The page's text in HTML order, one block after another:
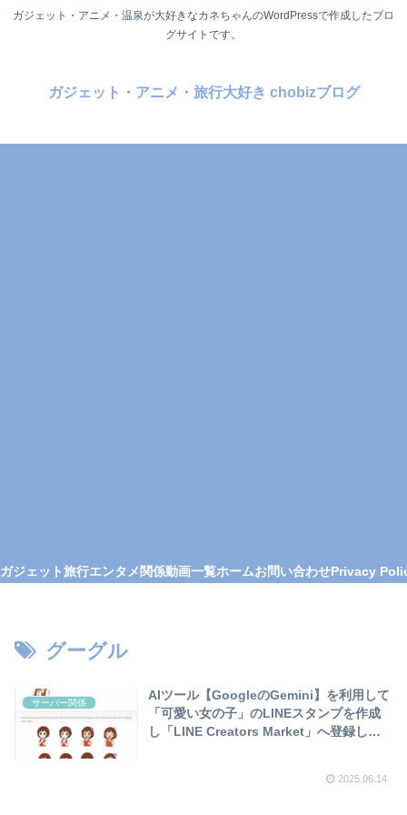
ガジェット・アニメ・温泉が大好きなカネちゃんのWordPressで作成したブロ
グサイトです。
ガジェット・アニメ・旅行大好き chobizブログ
ガジェット旅行エンタメ関係動画一覧ホームお問い合わせPrivacy
グーグル
サーバー関係
AIツール【GoogleのGemini】を利用して
「可愛い女の子」のLINEスタンプを作成
し「LINE Creators Market」へ登録して
2025.06.14